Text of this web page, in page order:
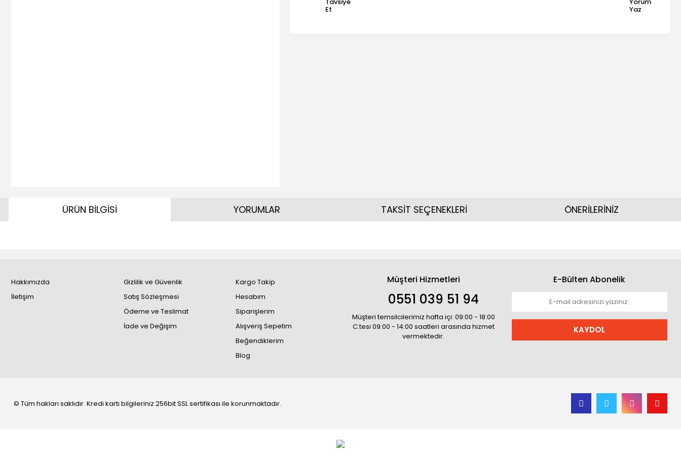
Et Yaz
ÜRÜN BİLGİSİ YORUMLAR TAKSİT SEÇENEKLERİ ÖNERİLERİNİZ
Hakkımızda
İletişim
Gizlilik ve Güvenlik
Satış Sözleşmesi
Ödeme ve Teslimat
İade ve Değişim
Kargo Takip
Hesabım
Siparişlerim
Alışveriş Sepetim
Beğendiklerim
Blog
Müşteri Hizmetleri
0551 039 51 94
Müşteri temsilcilerimiz hafta içi: 09:00 - 18:00
C.tesi 09:00 - 14:00 saatleri arasında hizmet
vermektedir.
E-Bülten Abonelik
KAYDOL
© Tüm hakları saklıdır. Kredi kartı bilgileriniz 256bit SSL sertifikası ile korunmaktadır.